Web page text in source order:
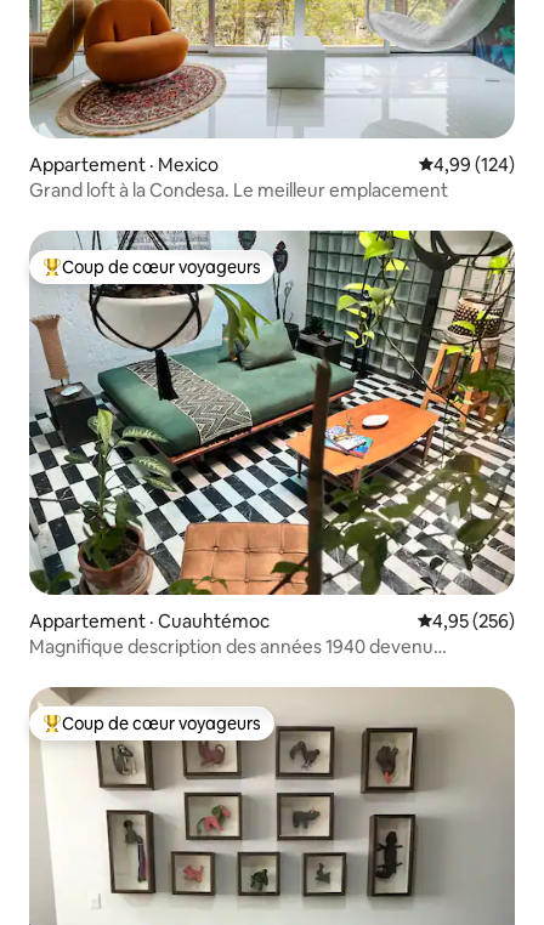
Appartement · Mexico Note
4,99 (124)
Grand loft à la Condesa. Le meilleur emplacement
Coup de cœur voyageurs parmi les plus aimés
Coup de cœur voyageurs
Appartement · Cuauhtémoc Note
4,95 (256)
Magnifique description des années 1940 devenu
Coup de cœur voyageurs parmi les plus aimés
Coup de cœur voyageurs